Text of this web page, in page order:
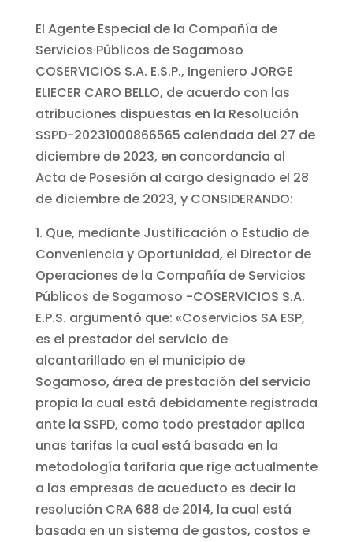
El Agente Especial de la Compañía de
Servicios Públicos de Sogamoso
COSERVICIOS S.A. E.S.P., Ingeniero JORGE
ELIECER CARO BELLO, de acuerdo con las
atribuciones dispuestas en la Resolución
SSPD-20231000866565 calendada del 27 de
diciembre de 2023, en concordancia al
Acta de Posesión al cargo designado el 28
de diciembre de 2023, y CONSIDERANDO:
1. Que, mediante Justificación o Estudio de
Conveniencia y Oportunidad, el Director de
Operaciones de la Compañía de Servicios
Públicos de Sogamoso -COSERVICIOS S.A.
E.P.S. argumentó que: «Coservicios SA ESP,
es el prestador del servicio de
alcantarillado en el municipio de
Sogamoso, área de prestación del servicio
propia la cual está debidamente registrada
ante la SSPD, como todo prestador aplica
unas tarifas la cual está basada en la
metodología tarifaria que rige actualmente
a las empresas de acueducto es decir la
resolución CRA 688 de 2014, la cual está
basada en un sistema de gastos, costos e